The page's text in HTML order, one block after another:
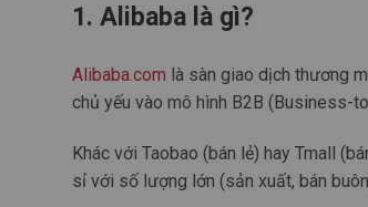
1. Alibaba là gì?
Alibaba.com là sàn giao dịch thương
chủ yếu vào mô hình B2B (Business-
Khác với Taobao (bán lẻ) hay Tmall
sỉ với số lượng lớn (sản xuất, bán